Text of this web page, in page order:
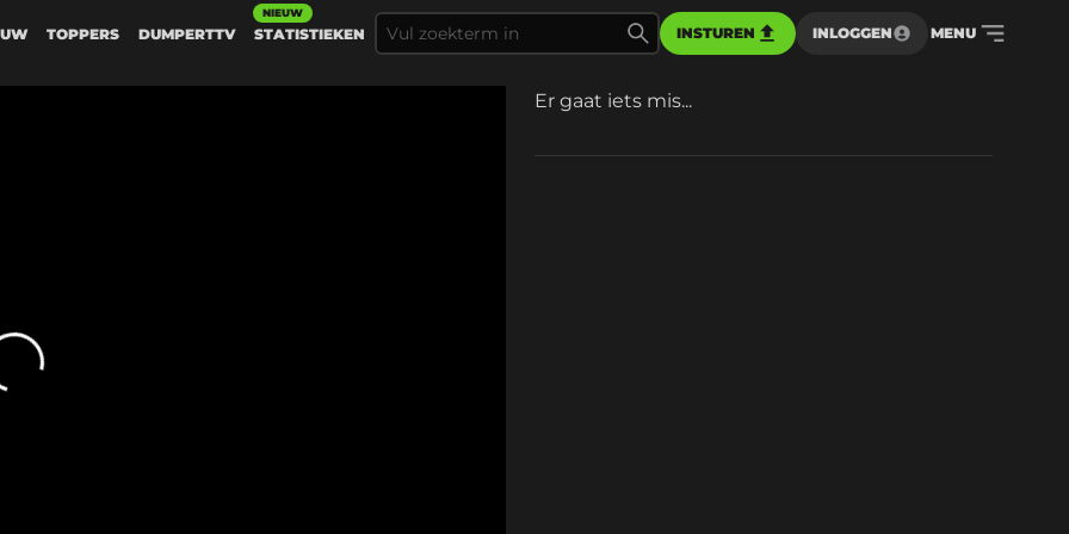
TOPPERS DUMPERTTV STATISTIEKEN
NIEUW
INSTUREN INLOGGEN MENU
Er gaat iets mis...